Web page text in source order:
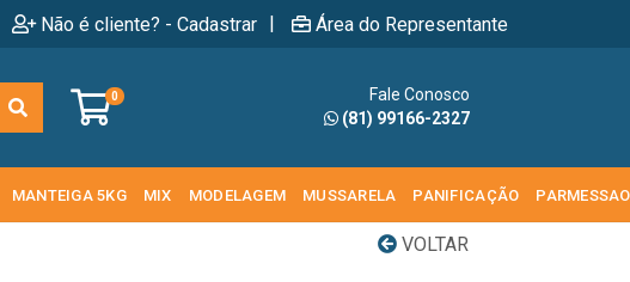
Não é cliente? - Cadastrar | Área do Representante
0
Fale Conosco
(81) 99166-2327
MANTEIGA 5KG MIX MODELAGEM MUSSARELA PANIFICAÇÃO PARMESSAO
VOLTAR